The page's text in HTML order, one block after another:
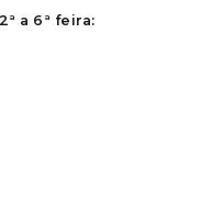
a 6ª feira: